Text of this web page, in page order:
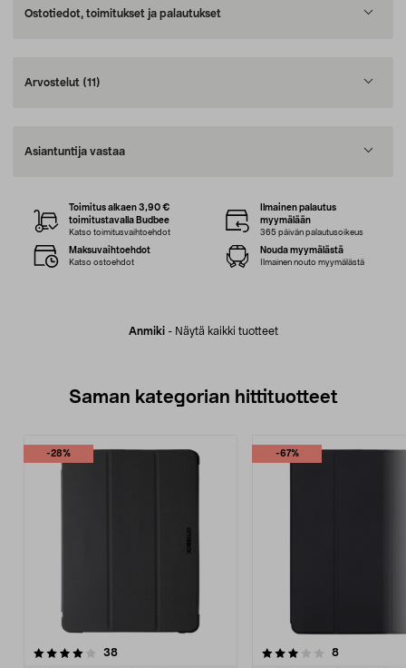
Ostotiedot, toimitukset ja palautukset
Arvostelut (11)
Asiantuntija vastaa
Anmiki- Näytä kaikki tuotteet
Toimitus alkaen 3,90 €
toimitustavalla Budbee
Katso toimitusvaihtoehdot
Ilmainen palautus
myymälään
365 päivän palautusoikeus
Maksuvaihtoehdot
Katso ostoehdot
Nouda myymälästä
Ilmainen nouto myymälästä
Saman kategorian hittituotteet
-28%
38arvostelut
-67%
3.5 viidestä
8arvostelut
4.0 viidestä